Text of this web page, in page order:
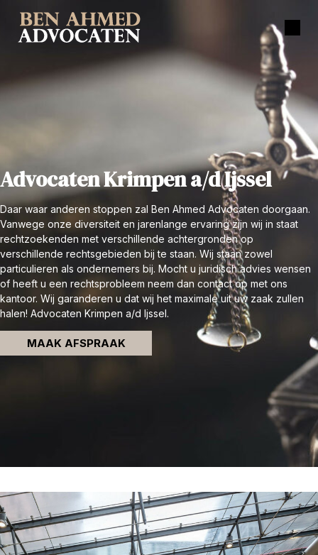
Advocaten Krimpen a/d Ijssel
Daar waar anderen stoppen zal Ben Ahmed Advocaten doorgaan.
Vanwege onze diversiteit en jarenlange ervaring zijn wij in staat
rechtzoekenden met verschillende achtergronden op
verschillende rechtsgebieden bij te staan. Wij staan zowel
particulieren als ondernemers bij. Mocht u juridisch advies wensen
of heeft u een rechtsprobleem neem dan contact op met ons
kantoor. Wij garanderen u dat wij het maximale uit uw zaak zullen
halen! Advocaten Krimpen a/d Ijssel.
MAAK AFSPRAAK